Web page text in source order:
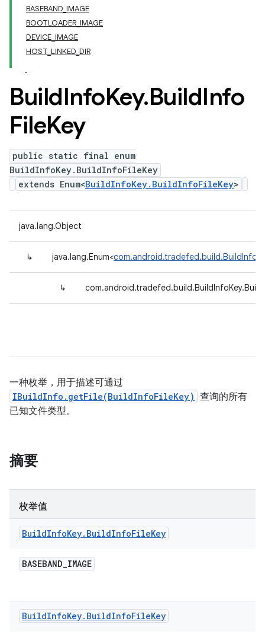
BASEBAND_IMAGE
BOOTLOADER_IMAGE
DEVICE_IMAGE
HOST_LINKED_DIR
BuildInfoKey.BuildInfo
FileKey
public static final enum
BuildInfoKey.BuildInfoFileKey
extends Enum<BuildInfoKey.BuildInfoFileKey>
java.lang.Object
↳ java.lang.Enum<
↳
一种枚举，用于描述可通过
IBuildInfo.getFile(BuildInfoFileKey) 查询的所有
已知文件类型。
摘要
枚举值
BuildInfoKey. BuildInfoFileKey
BASEBAND_IMAGE
BuildInfoKey. BuildInfoFileKey